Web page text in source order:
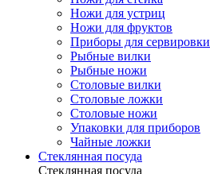
Ножи для устриц
Ножи для фруктов
Приборы для сервировки
Рыбные вилки
Рыбные ножи
Столовые вилки
Столовые ложки
Столовые ножи
Упаковки для приборов
Чайные ложки
Стеклянная посуда
Стеклянная посуда